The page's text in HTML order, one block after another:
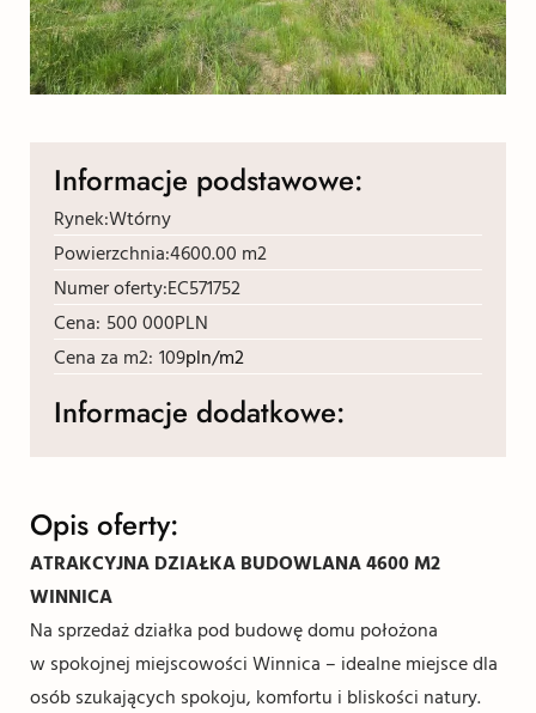
Opis oferty:
ATRAKCYJNA DZIAŁKA BUDOWLANA 4600 M2
WINNICA
Na sprzedaż działka pod budowę domu położona
w spokojnej miejscowości Winnica – idealne miejsce dla
osób szukających spokoju, komfortu i bliskości natury.
Informacje podstawowe:
Rynek:Wtórny
Powierzchnia:4600.00 m2
Numer oferty:EC571752
Cena: 500 000PLN
Cena za m2: 109pln/m2
Informacje dodatkowe: